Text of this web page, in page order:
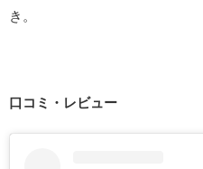
き。
口コミ・レビュー